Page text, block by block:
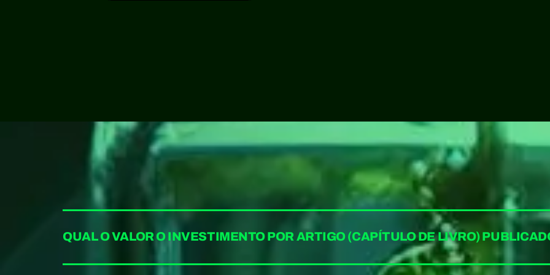
QUAL O VALOR O INVESTIMENTO POR ARTIGO (CAPÍTULO DE LIVRO)